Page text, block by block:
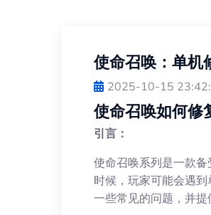
使命召唤：单机
2025-10-15
使命召唤如何修
引言：
使命召唤系列是一款
时候，玩家可能会遇
一些常见的问题，并提